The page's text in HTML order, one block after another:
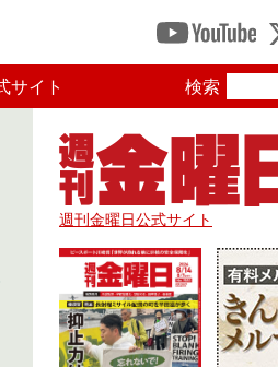
サイト 検索
週刊金曜日公式サイト